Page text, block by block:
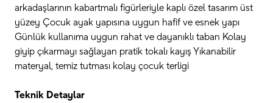
arkadaşlarının kabartmalı figürleriyle kaplı özel tasarım üst
yüzey Çocuk ayak yapısına uygun hafif ve esnek yapı
Günlük kullanıma uygun rahat ve dayanıklı taban Kolay
giyip çıkarmayı sağlayan pratik tokalı kayış Yıkanabilir
materyal, temiz tutması kolay çocuk terligi
Teknik Detaylar